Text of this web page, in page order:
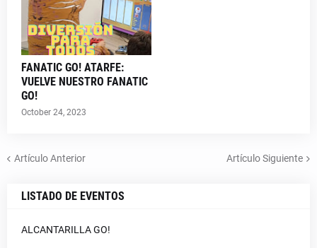
FANATIC GO! ATARFE:
VUELVE NUESTRO FANATIC
GO!
October 24, 2023
Artículo Anterior Artículo Siguiente
LISTADO DE EVENTOS
ALCANTARILLA GO!